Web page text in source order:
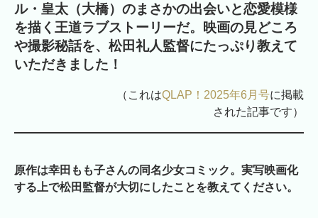
ル・皇太 （大橋） のまさかの出会いと恋愛模様
を描く王道ラブストーリーだ。映画の見どころ
や撮影秘話を、松田礼人監督にたっぷり教えて
いただきました ！
（これはQLAP！2025年6月号に掲載
された記事です）
原作は幸田もも子さんの同名少女コミック。 実写映画化
する上で松田監督が大切にしたことを教えてください。